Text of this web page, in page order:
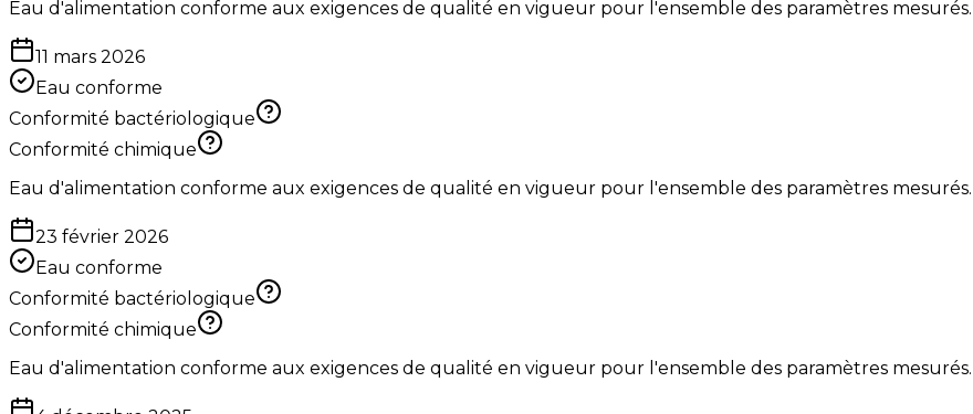
Eau d'alimentation conforme aux exigences de qualité en vigueur pour l'ensemble des paramètres mesurés.
11 mars 2026
Eau conforme
Conformité bactériologique
Conformité chimique
Eau d'alimentation conforme aux exigences de qualité en vigueur pour l'ensemble des paramètres mesurés.
23 février 2026
Eau conforme
Conformité bactériologique
Conformité chimique
Eau d'alimentation conforme aux exigences de qualité en vigueur pour l'ensemble des paramètres mesurés.